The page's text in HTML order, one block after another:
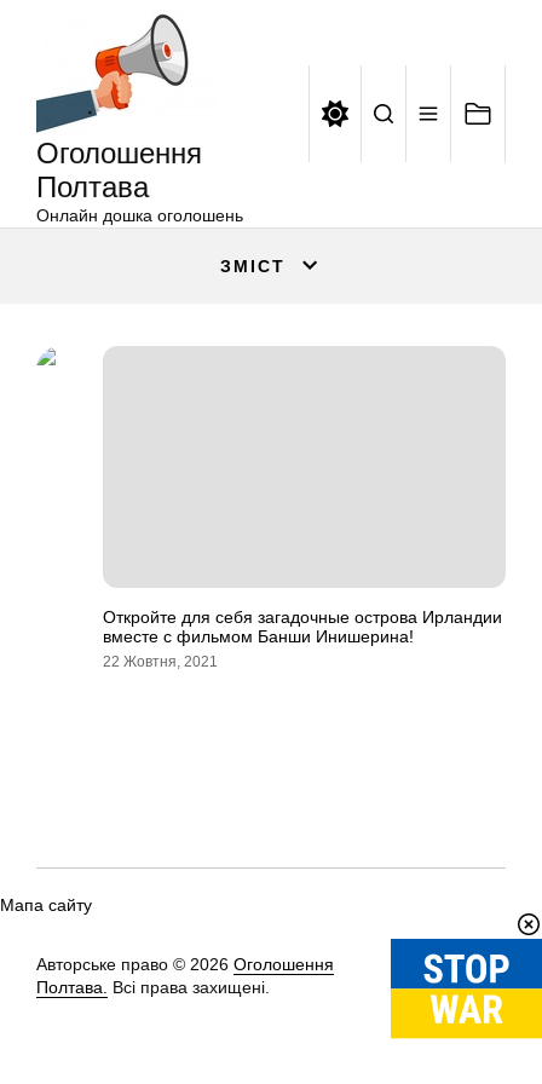
Оголошення
Полтава
Онлайн дошка оголошень
ЗМІСТ
Откройте для себя загадочные острова Ирландии
вместе с фильмом Банши Инишерина!
22 Жовтня, 2021
Мапа сайту
Авторське право © 2026 Оголошення
Полтава.
Всі права захищені.
Вгору↑